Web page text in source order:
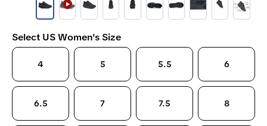
Select US Women's Size
4 5 5.5 6
6.5 7 7.5 8